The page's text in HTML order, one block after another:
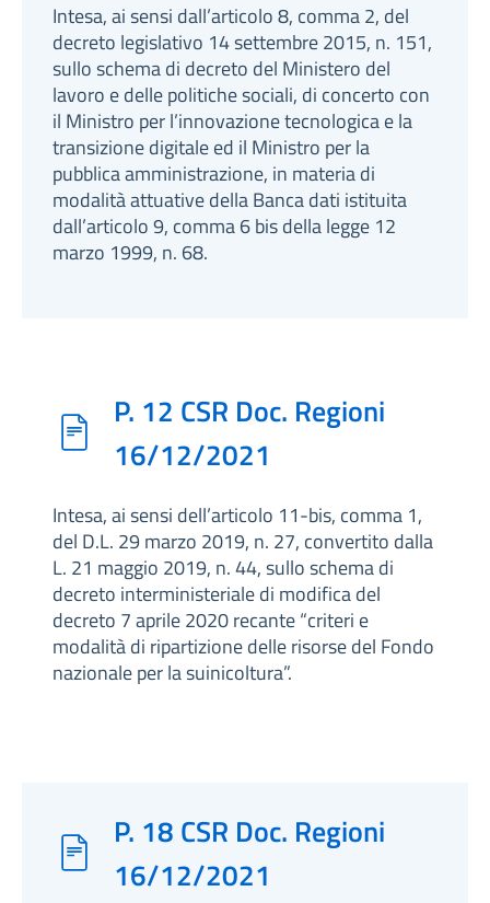
Intesa, ai sensi dall’articolo 8, comma 2, del
decreto legislativo 14 settembre 2015, n. 151,
sullo schema di decreto del Ministero del
lavoro e delle politiche sociali, di concerto con
il Ministro per l’innovazione tecnologica e la
transizione digitale ed il Ministro per la
pubblica amministrazione, in materia di
modalità attuative della Banca dati istituita
dall’articolo 9, comma 6 bis della legge 12
marzo 1999, n. 68.
P. 12 CSR Doc. Regioni
16/12/2021
Intesa, ai sensi dell’articolo 11-bis, comma 1,
del D.L. 29 marzo 2019, n. 27, convertito dalla
L. 21 maggio 2019, n. 44, sullo schema di
decreto interministeriale di modifica del
decreto 7 aprile 2020 recante “criteri e
modalità di ripartizione delle risorse del Fondo
nazionale per la suinicoltura”.
P. 18 CSR Doc. Regioni
16/12/2021